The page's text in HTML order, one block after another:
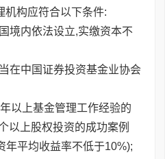
机构应符合以下条件:
内依法设立,实缴资本不
中国证券投资基金业协会
上基金管理工作经验的
以上股权投资的成功案例
年平均收益率不低于10%);